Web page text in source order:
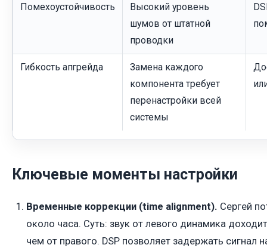
Помехоустойчивость
Высокий уровень
шумов от штатной
проводки
Гибкость апгрейда
Замена каждого
компонента требует
перенастройки всей
системы
Ключевые моменты настройки
Временные коррекции (time alignment). Сергей
около часа. Суть: звук от левого динамика
чем от правого. DSP позволяет задержать сигнал